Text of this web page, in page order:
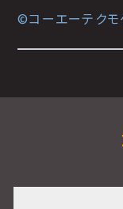
©コーエーテクモ